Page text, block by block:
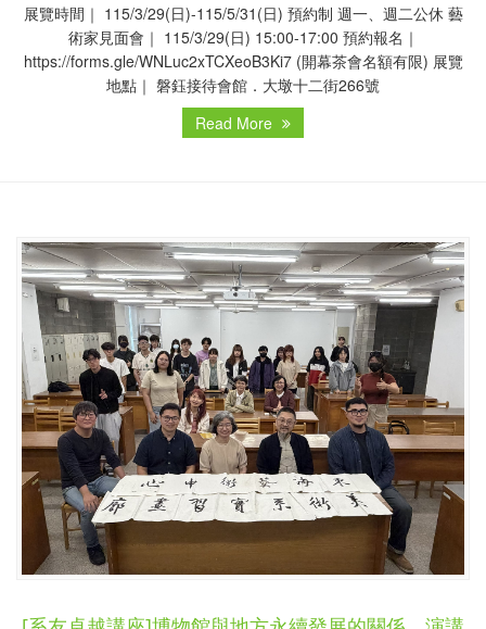
展覽時間｜ 115/3/29(日)-115/5/31(日) 預約制 週一、週二公休 藝
術家見面會｜ 115/3/29(日) 15:00-17:00 預約報名｜
https://forms.gle/WNLuc2xTCXeoB3Ki7 (開幕茶會名額有限) 展覽
地點｜ 磐鈺接待會館．大墩十二街266號
Read More